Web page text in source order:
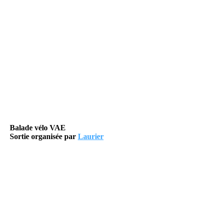
Balade vélo VAE
Sortie organisée par Laurier